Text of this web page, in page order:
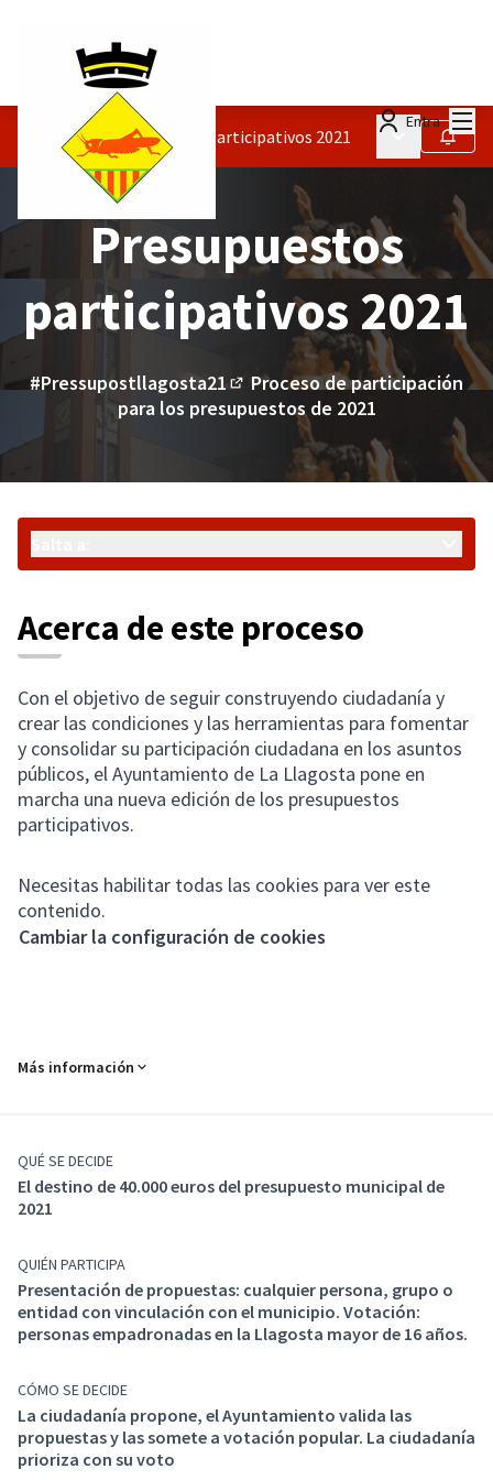
Entra
Procesos/Presupuestos participativos 2021 Menú Seguir
Presupuestos
participativos 2021
#Pressupostllagosta21
(Enlace externo)
Proceso de participación
para los presupuestos de 2021
Acerca de este proceso
Con el objetivo de seguir construyendo ciudadanía y
crear las condiciones y las herramientas para fomentar
y consolidar su participación ciudadana en los asuntos
públicos, el Ayuntamiento de La Llagosta pone en
marcha una nueva edición de los presupuestos
participativos.
Necesitas habilitar todas las cookies para ver este
contenido.
Cambiar la configuración de cookies
Valoramos muy positivamente el proyecto del año
singularidad y calidad de las propuestas recibidas. Es
por ello que, más allá de consolidar el proyecto y su
estructura y fases de ejecución, queremos otorgarle
más incidencia y dimensión tanto desde un punto de
Este año, el proyecto sigue trabajando las
a la partida de inversiones, pero también incorpora la
posibilidad de proponerproyectos no relacionados a
inversiones, sino a programaciones y / o
Más información
QUÉ SE DECIDE
El destino de 40.000 euros del presupuesto municipal de
2021
QUIÉN PARTICIPA
Presentación de propuestas: cualquier persona, grupo o
entidad con vinculación con el municipio. Votación:
personas empadronadas en la Llagosta mayor de 16 años.
CÓMO SE DECIDE
La ciudadanía propone, el Ayuntamiento valida las
propuestas y las somete a votación popular. La ciudadanía
prioriza con su voto